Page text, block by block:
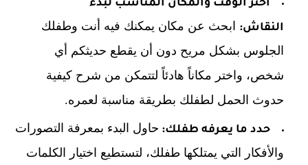
اختر الوقت والمكان المناسب لبدء
النقاش:
ابحث عن مكان يمكنك فيه أنت وطفلك
الجلوس بشكل مريح دون أن يقطع حديثكم أي
شخص، واختر مكاناً هادئاً لتتمكن من شرح كيفية
حدوث الحمل لطفلك بطريقة مناسبة لعمره.
حدد ما يعرفه طفلك: حاول البدء بمعرفة التصورات
والأفكار التي يمتلكها طفلك، لتستطيع اختيار الكلمات